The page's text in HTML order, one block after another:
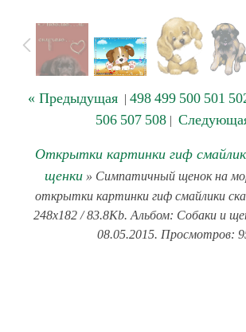
« Предыдущая| 498 499 500 501
506 507 508 |
Открытки картинки гиф
щенки» Симпатичный щенок на
открытки картинки гиф смайлики
248x182 / 83.8Kb. Альбом: Собаки и
08.05.2015. Просмотров: